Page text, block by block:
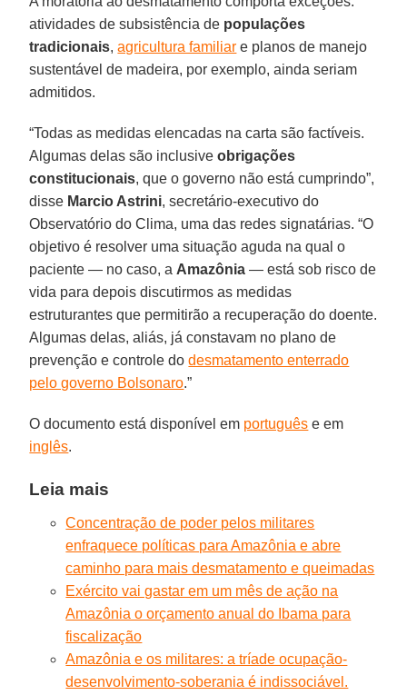
atividades de subsistência de populações
tradicionais,agricultura familiar e planos de manejo
sustentável de madeira, por exemplo, ainda seriam
admitidos.
“Todas as medidas elencadas na carta são factíveis.
Algumas delas são inclusiveobrigações
constitucionais, que o governo não está cumprindo”,
disse Marcio Astrini, secretário-executivo do
Observatório do Clima, uma das redes signatárias. “O
objetivo é resolver uma situação aguda na qual o
paciente — no caso, a Amazônia — está sob risco de
vida para depois discutirmos as medidas
estruturantes que permitirão a recuperação do doente.
Algumas delas, aliás, já constavam no plano de
prevenção e controle dodesmatamento enterrado
pelo governo Bolsonaro.”
O documento está disponível em português e em
inglês.
Leia mais
Concentração de poder pelos militares
enfraquece políticas para Amazônia e abre
caminho para mais desmatamento e queimadas
Exército vai gastar em um mês de ação na
Amazônia o orçamento anual do Ibama para
fiscalização
Amazônia e os militares: a tríade ocupação-
desenvolvimento-soberania é indissociável.